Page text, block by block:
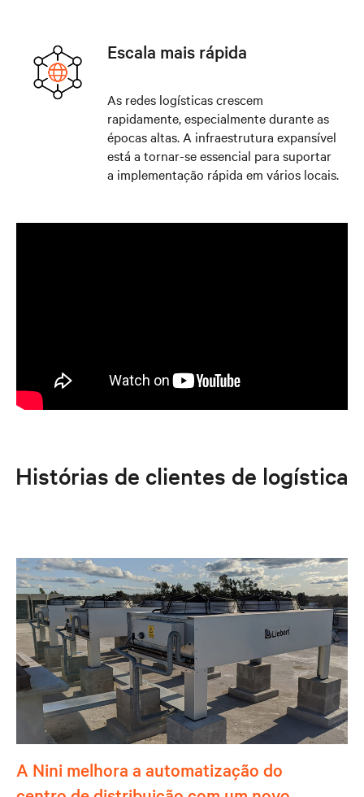
Escala mais rápida
As redes logísticas crescem
rapidamente, especialmente durante as
épocas altas. A infraestrutura expansível
está a tornar-se essencial para suportar
a implementação rápida em vários locais.
Histórias de clientes de logística
A Nini melhora a automatização do